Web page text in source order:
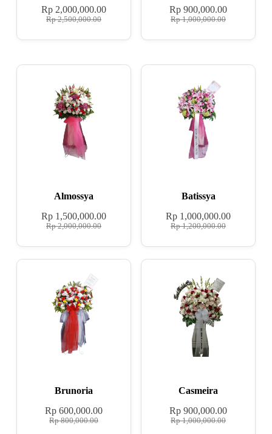
Rp2,500,000.00
Rp2,000,000.00
Rp1,000,000.00
Rp 900,000.00
Almossya
Rp2,000,000.00
Rp1,500,000.00
Batissya
Rp1,200,000.00
Rp 1,000,000.00
Brunoria
Rp800,000.00
Rp600,000.00
Casmeira
Rp1,000,000.00
Rp 900,000.00